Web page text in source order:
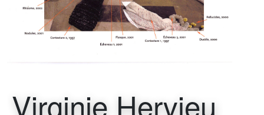
Virginie Hervieu